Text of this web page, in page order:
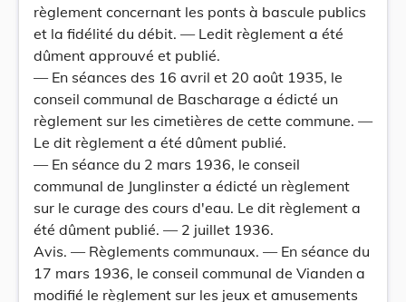
règlement concernant les ponts à bascule publics
et la fidélité du débit. — Ledit règlement a été
dûment approuvé et publié.
— En séances des 16 avril et 20 août 1935, le
conseil communal de Bascharage a édicté un
règlement sur les cimetières de cette commune. —
Le dit règlement a été dûment publié.
— En séance du 2 mars 1936, le conseil
communal de Junglinster a édicté un règlement
sur le curage des cours d'eau. Le dit règlement a
été dûment publié. — 2 juillet 1936.
Avis. — Règlements communaux. — En séance du
17 mars 1936, le conseil communal de Vianden a
modifié le règlement sur les jeux et amusements